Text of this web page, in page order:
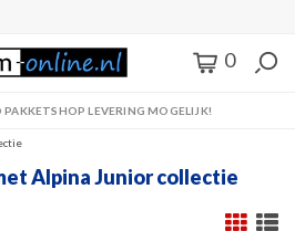
0
PAKKETSHOP LEVERING MOGELIJK!
Alpina Junior collectie